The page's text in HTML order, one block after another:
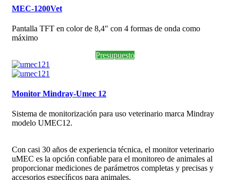
MEC-1200Vet
Pantalla TFT en color de 8,4″ con 4 formas de onda como
máximo
Presupuesto
Monitor Mindray-Umec 12
Sistema de monitorización para uso veterinario marca Mindray
modelo UMEC12.
Con casi 30 años de experiencia técnica, el monitor veterinario
uMEC es la opción conﬁable para el monitoreo de animales al
proporcionar mediciones de parámetros completas y precisas y
accesorios especíﬁcos para animales.